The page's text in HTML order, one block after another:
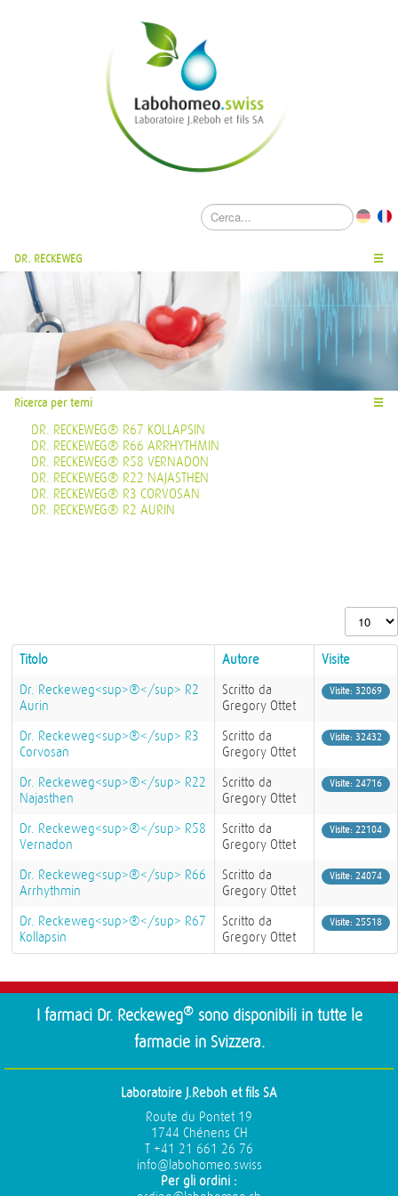
DR. RECKEWEG ☰
Ricerca per temi ☰
DR. RECKEWEG® R67 KOLLAPSIN
DR. RECKEWEG® R66 ARRHYTHMIN
DR. RECKEWEG® R58 VERNADON
DR. RECKEWEG® R22 NAJASTHEN
DR. RECKEWEG® R3 CORVOSAN
DR. RECKEWEG® R2 AURIN
Titolo Autore
Visite
Dr. Reckeweg<sup>®</sup> R2
Aurin
Scritto da
Gregory Ottet
Visite: 32069
Dr. Reckeweg<sup>®</sup> R3
Corvosan
Scritto da
Gregory Ottet
Visite: 32432
Dr. Reckeweg<sup>®</sup> R22
Najasthen
Scritto da
Gregory Ottet
Visite: 24716
Dr. Reckeweg<sup>®</sup> R58
Vernadon
Scritto da
Gregory Ottet
Visite: 22104
Dr. Reckeweg<sup>®</sup> R66
Arrhythmin
Scritto da
Gregory Ottet
Visite: 24074
Dr. Reckeweg<sup>®</sup> R67
Kollapsin
Scritto da
Gregory Ottet
Visite: 25518
I farmaci Dr. Reckeweg®sono disponibili in tutte le
farmacie in Svizzera.
Laboratoire J.Reboh et fils SA
Route du Pontet 19
1744 Chénens CH
T +41 21 661 26 76
info@labohomeo.swiss
Per gli ordini :